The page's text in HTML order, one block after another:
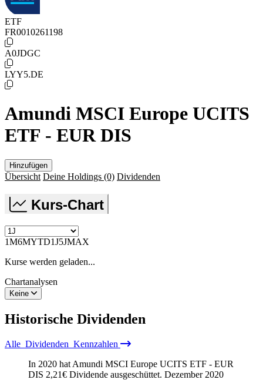
ETF
FR0010261198
A0JDGC
LYY5.DE
Amundi MSCI Europe UCITS
ETF - EUR DIS
Hinzufügen
Übersicht Deine Holdings (0) Dividenden
Kurs-Chart
1M6MYTD1J5JMAX
Kurse werden geladen...
Chartanalysen
Keine
Historische Dividenden
Alle Dividenden Kennzahlen
In 2020 hat Amundi MSCI Europe UCITS ETF - EUR
DIS 2,21€ Dividende ausgeschüttet. Dezember 2020